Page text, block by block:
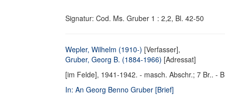
Signatur: Cod. Ms. Gruber 1 : 2,2, Bl. 42-50
Wepler, Wilhelm (1910-) [Verfasser],
Gruber, Georg B. (1884-1966) [Adressat]
[im Felde], 1941-1942. - masch. Abschr.; 7 Br.. -
In: An Georg Benno Gruber [Brief]